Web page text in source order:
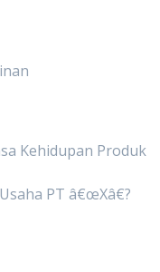
Kehidupan Produk
PT â€œXâ€?